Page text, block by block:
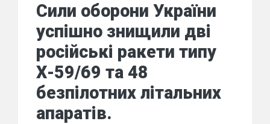
Сили оборони України
успішно знищили дві
російські ракети типу
Х-59/69 та 48
безпілотних літальних
апаратів.